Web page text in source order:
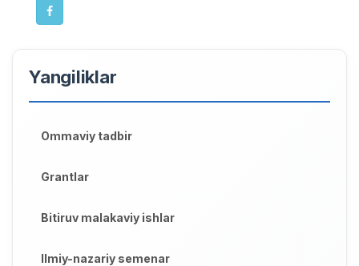
Yangiliklar
Ommaviy tadbir
Grantlar
Bitiruv malakaviy ishlar
Ilmiy-nazariy semenar